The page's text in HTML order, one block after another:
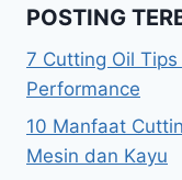
POSTING
7 Cutting Oil
Performance
10 Manfaat
Mesin dan Kayu